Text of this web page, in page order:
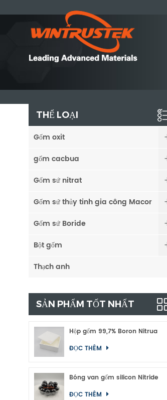
THỂ LOẠI
Gốm oxit
gốm cacbua
Gốm sứ nitrat
Gốm sứ thủy tinh gia công Macor
Gốm sứ Boride
Bột gốm
Thạch anh
SẢN PHẨM TỐT NHẤT
Hộp gốm 99,7% Boron Nitrua
ĐỌC THÊM
Bóng van gốm silicon Nitride
ĐỌC THÊM